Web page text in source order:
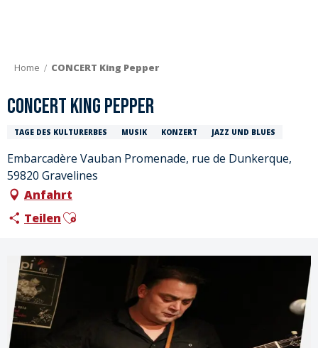
Home CONCERT King Pepper
CONCERT King Pepper
TAGE DES KULTURERBES MUSIK KONZERT JAZZ UND BLUES
Embarcadère Vauban Promenade, rue de Dunkerque,
59820 Gravelines
Anfahrt
TeilenAjouter aux favoris